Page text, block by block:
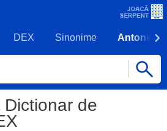
DEX Sinonime Antonime
de